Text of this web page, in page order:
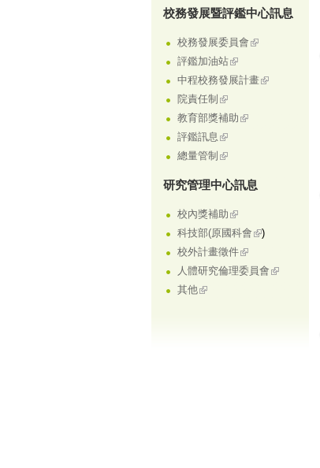
校務發展暨評鑑中心訊息
校務發展委員會
評鑑加油站
中程校務發展計畫
院責任制
教育部獎補助
評鑑訊息
總量管制
研究管理中心訊息
校內獎補助
科技部(原國科會
)
校外計畫徵件
人體研究倫理委員會
其他